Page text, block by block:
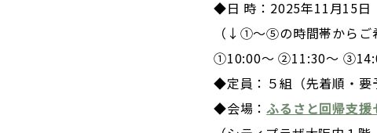
◆日 時：2025年11月15日
（↓①～⑤の時間帯からご
①10:00～ ②11:30～
◆定員：５組（先着順・要
◆会場：ふるさと回帰支援